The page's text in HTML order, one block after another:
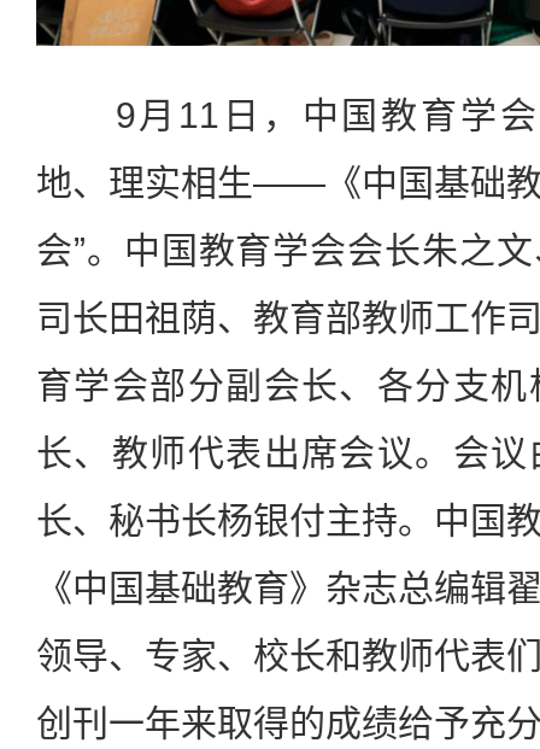
9月11日，中国教育学会
地、理实相生——《中国基础
会”。中国教育学会会长朱之
司长田祖荫、教育部教师工作
育学会部分副会长、各分支
长、教师代表出席会议。会
长、秘书长杨银付主持。中国
《中国基础教育》杂志总编辑
领导、专家、校长和教师代表
创刊一年来取得的成绩给予充